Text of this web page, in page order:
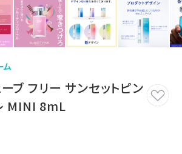
ム
ブ フリー サンセットピン
MINI 8mL